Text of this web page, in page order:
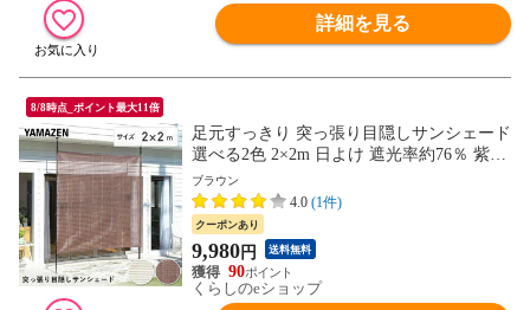
詳細を見る
8/8時点_ポイント最大11倍
足元すっきり 突っ張り目隠しサンシェード
選べる2色 2×2m 日よけ 遮光率約76％ 紫外
線遮蔽約85％ 通気性 SPSH-2020 涼風 日除
け オーニング サンシェード おしゃれ 山善
YAMAZEN 【送料無料】
ブラウン
4.0 (1件)
クーポンあり
9,980円 送料無料
90
くらしのeショップ